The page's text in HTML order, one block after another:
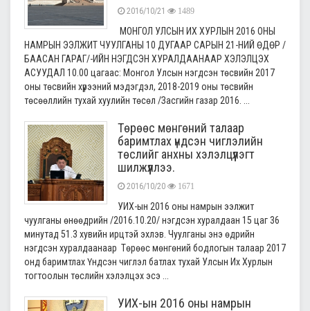
2016/10/21 1489
МОНГОЛ УЛСЫН ИХ ХУРЛЫН 2016 ОНЫ
НАМРЫН ЭЭЛЖИТ ЧУУЛГАНЫ 10 ДУГААР САРЫН 21-НИЙ ӨДӨР /
БААСАН ГАРАГ/-ИЙН НЭГДСЭН ХУРАЛДААНААР ХЭЛЭЛЦЭХ
АСУУДАЛ 10.00 цагаас: Монгол Улсын нэгдсэн төсвийн 2017
оны төсвийн хүрээний мэдэгдэл, 2018-2019 оны төсвийн
төсөөллийн тухай хуулийн төсөл /Засгийн газар 2016. ...
Төрөөс мөнгөний талаар
баримтлах үндсэн чиглэлийн
төслийг анхны хэлэлцүүлэгт
шилжүүллээ.
2016/10/20 1671
УИХ-ын 2016 оны намрын ээлжит
чуулганы өнөөдрийн /2016.10.20/ нэгдсэн хуралдаан 15 цаг 36
минутад 51.3 хувийн ирцтэй эхлэв. Чуулганы энэ өдрийн
нэгдсэн хуралдаанаар Төрөөс мөнгөний бодлогын талаар 2017
онд баримтлах Үндсэн чиглэл батлах тухай Улсын Их Хурлын
тогтоолын төслийн хэлэлцэх эсэ ...
УИХ-ын 2016 оны намрын